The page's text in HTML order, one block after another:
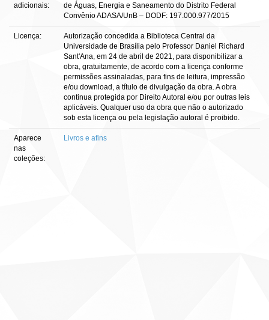
adicionais:
de Águas, Energia e Saneamento do Distrito Federal
Convênio ADASA/UnB – DODF: 197.000.977/2015
Licença:
Autorização concedida a Biblioteca Central da
Universidade de Brasília pelo Professor Daniel Richard
Sant'Ana, em 24 de abril de 2021, para disponibilizar a
obra, gratuitamente, de acordo com a licença conforme
permissões assinaladas, para fins de leitura, impressão
e/ou download, a título de divulgação da obra. A obra
continua protegida por Direito Autoral e/ou por outras leis
aplicáveis. Qualquer uso da obra que não o autorizado
sob esta licença ou pela legislação autoral é proibido.
Aparece
nas
coleções:
Livros e afins